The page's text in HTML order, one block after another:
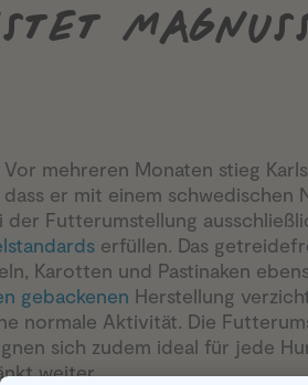
Vor mehreren Monaten stieg
dass er mit einem schwedischen
der Futterumstellung
erfüllen. Das
Karotten und Pastinaken
gebackenen Herstellung
normale Aktivität. Die
sich zudem ideal für jede
weiter.